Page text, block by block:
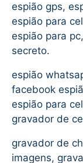
espião gps,
espião para
espião para
secreto.
espião
facebook
espião para
gravador de
gravador de
imagens,